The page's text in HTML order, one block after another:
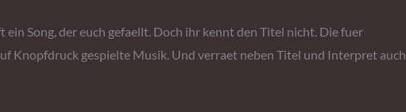
Song, der euch gefaellt. Doch ihr kennt den Titel nicht. Die fuer
Knopfdruck gespielte Musik. Und verraet neben Titel und Interpret auch